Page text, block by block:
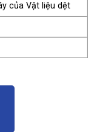
của Vật liệu dệt
số lượng